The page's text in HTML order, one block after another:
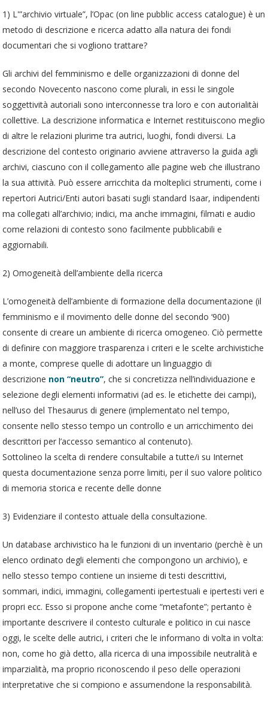
1) L'”archivio virtuale”, l’Opac (on line pubblic access catalogue) è un
metodo di descrizione e ricerca adatto alla natura dei fondi
documentari che si vogliono trattare?
Gli archivi del femminismo e delle organizzazioni di donne del
secondo Novecento nascono come plurali, in essi le singole
soggettività autoriali sono interconnesse tra loro e con autorialitài
collettive. La descrizione informatica e Internet restituiscono meglio
di altre le relazioni plurime tra autrici, luoghi, fondi diversi. La
descrizione del contesto originario avviene attraverso la guida agli
archivi, ciascuno con il collegamento alle pagine web che illustrano
la sua attività. Può essere arricchita da molteplici strumenti, come i
repertori Autrici/Enti autori basati sugli standard Isaar, indipendenti
ma collegati all’archivio; indici, ma anche immagini, filmati e audio
come relazioni di contesto sono facilmente pubblicabili e
aggiornabili.
2) Omogeneità dell’ambiente della ricerca
L’omogeneità dell’ambiente di formazione della documentazione (il
femminismo e il movimento delle donne del secondo ‘900)
consente di creare un ambiente di ricerca omogeneo. Ciò permette
di definire con maggiore trasparenza i criteri e le scelte archivistiche
a monte, comprese quelle di adottare un linguaggio di
descrizione non “neutro”, che si concretizza nell’individuazione e
selezione degli elementi informativi (ad es. le etichette dei campi),
nell’uso del Thesaurus di genere (implementato nel tempo,
consente nello stesso tempo un controllo e un arricchimento dei
descrittori per l’accesso semantico al contenuto).
Sottolineo la scelta di rendere consultabile a tutte/i su Internet
questa documentazione senza porre limiti, per il suo valore politico
di memoria storica e recente delle donne
3) Evidenziare il contesto attuale della consultazione.
Un database archivistico ha le funzioni di un inventario (perchè è un
elenco ordinato degli elementi che compongono un archivio), e
nello stesso tempo contiene un insieme di testi descrittivi,
sommari, indici, immagini, collegamenti ipertestuali e ipertesti veri e
propri ecc. Esso si propone anche come “metafonte”; pertanto è
importante descrivere il contesto culturale e politico in cui nasce
oggi, le scelte delle autrici, i criteri che le informano di volta in volta:
non, come ho già detto, alla ricerca di una impossibile neutralità e
imparzialità, ma proprio riconoscendo il peso delle operazioni
interpretative che si compiono e assumendone la responsabilità.